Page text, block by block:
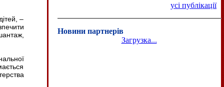
–
усі публікації
Новини партнерів
Загрузка...